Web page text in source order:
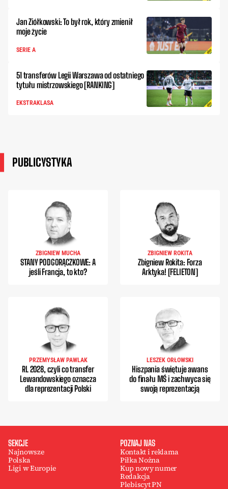
Jan Ziółkowski: To był rok, który zmienił
moje życie
SERIE A
51 transferów Legii Warszawa od ostatniego
tytułu mistrzowskiego [RANKING]
EKSTRAKLASA
PUBLICYSTYKA
ZBIGNIEW MUCHA
STANY PODGORĄCZKOWE: A
jeśli Francja, to kto?
ZBIGNIEW ROKITA
Zbigniew Rokita: Forza
Arktyka! [FELIETON]
PRZEMYSŁAW PAWLAK
RL 2028, czyli co transfer
Lewandowskiego oznacza
dla reprezentacji Polski
LESZEK ORŁOWSKI
Hiszpania świętuje awans
do finału MŚ i zachwyca się
swoją reprezentacją
SEKCJE
Najnowsze
Polska
Ligi w Europie
POZNAJ NAS
Kontakt i reklama
Piłka Nożna
Kup nowy numer
Redakcja
Plebiscyt PN